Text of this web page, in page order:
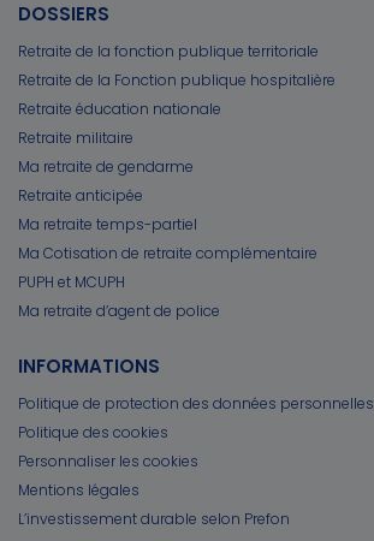
DOSSIERS
Retraite de la fonction publique territoriale
Retraite de la Fonction publique hospitalière
Retraite éducation nationale
Retraite militaire
Ma retraite de gendarme
Retraite anticipée
Ma retraite temps-partiel
Ma Cotisation de retraite complémentaire
PUPH et MCUPH
Ma retraite d’agent de police
INFORMATIONS
Politique de protection des données personnelles
Politique des cookies
Personnaliser les cookies
Mentions légales
L’investissement durable selon Prefon